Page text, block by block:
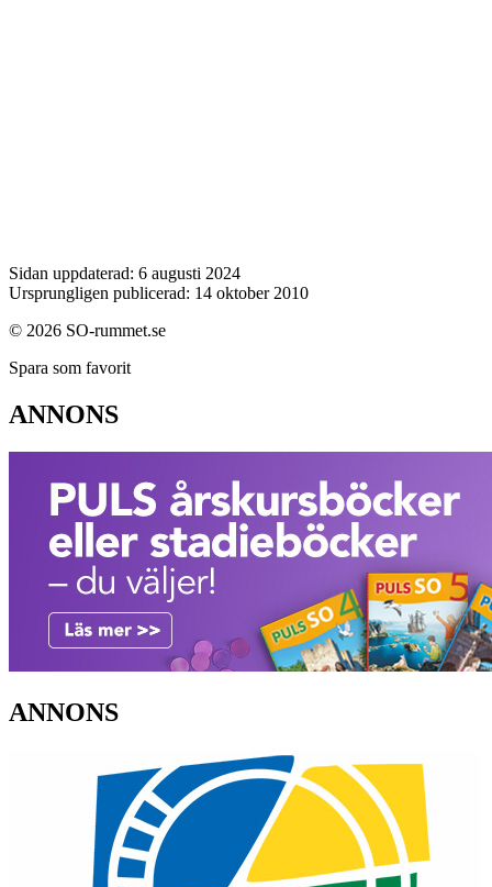
Sidan uppdaterad: 6 augusti 2024
Ursprungligen publicerad: 14 oktober 2010
© 2026 SO-rummet.se
Spara som favorit
ANNONS
ANNONS